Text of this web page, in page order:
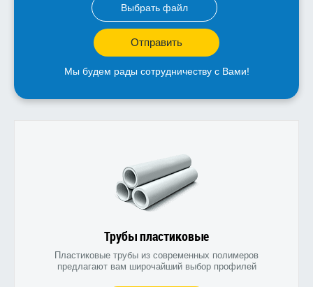
Выбрать файл
Отправить
Мы будем рады сотрудничеству с Вами!
Трубы пластиковые
Пластиковые трубы из современных полимеров
предлагают вам широчайший выбор профилей